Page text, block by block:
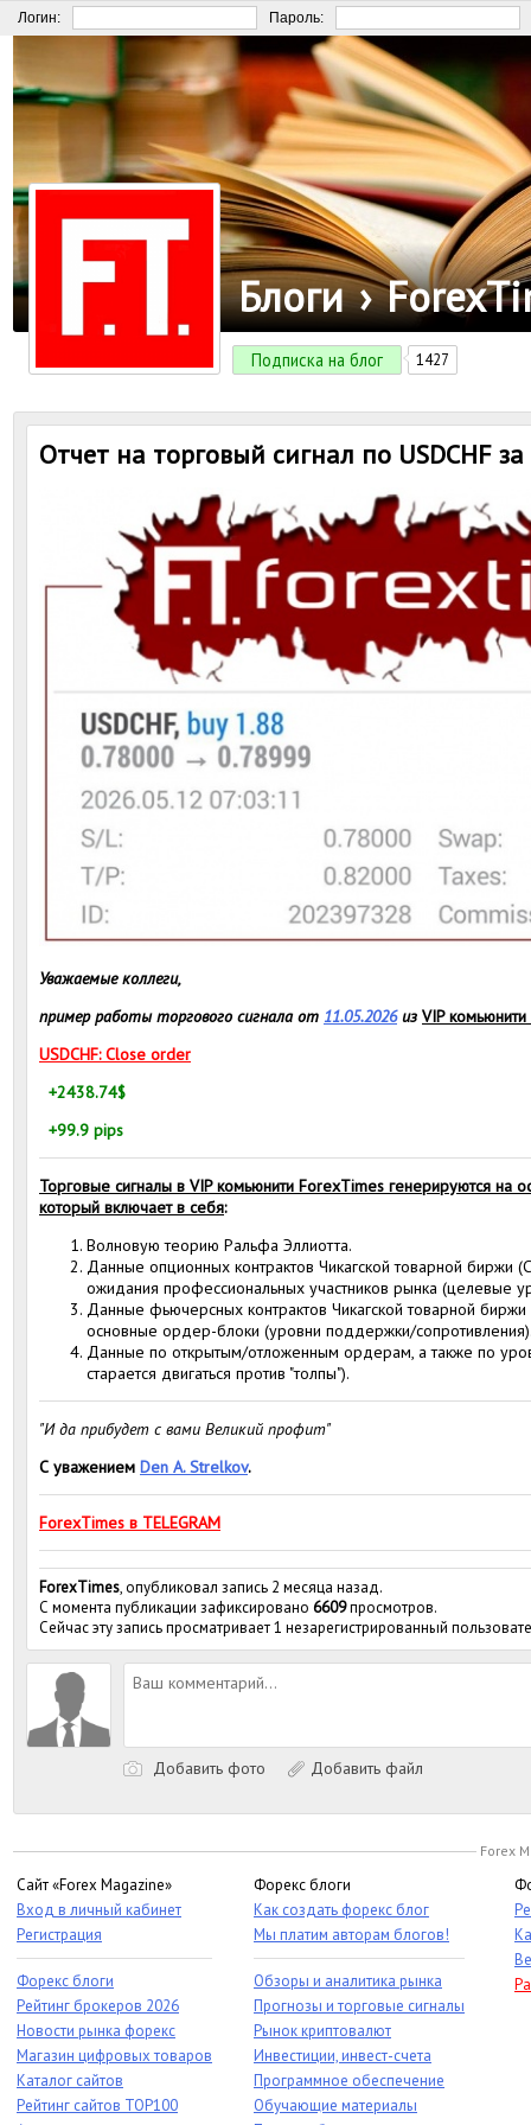
Логин: Пароль:
Блоги ›
Подписка на блог 1427
Отчет на торговый сигнал по USDCHF
Уважаемые коллеги,
пример работы торгового сигнала от 11.05.2026из VIP
USDCHF: Close order
+2438.74$
+99.9 pips
Торговые сигналы в VIP комьюнити ForexTimes генерируются на
который включает в себя:
Волновую теорию Ральфа Эллиотта.
Данные опционных контрактов Чикагской товарной биржи
ожидания профессиональных участников рынка (целевые
Данные фьючерсных контрактов Чикагской товарной
основные ордер-блоки (уровни поддержки/
Данные по открытым/отложенным ордерам, а также по
старается двигаться против "толпы").
"И да прибудет с вами Великий профит"
С уважением Den A. Strelkov.
ForexTimes в TELEGRAM
ForexTimes, опубликовал запись 2 месяца назад.
С момента публикации зафиксировано 6609просмотров.
Сейчас эту запись просматривает 1 незарегистрированный
Добавить фото Добавить файл
Forex
Сайт «Forex Magazine»
Вход в личный кабинет
Регистрация
Форекс блоги
Рейтинг брокеров 2026
Новости рынка форекс
Магазин цифровых товаров
Каталог сайтов
Рейтинг сайтов TOP100
Форекс блоги
Как создать форекс блог
Мы платим авторам блогов!
Обзоры и аналитика рынка
Прогнозы и торговые сигналы
Рынок криптовалют
Инвестиции, инвест-счета
Программное обеспечение
Обучающие материалы